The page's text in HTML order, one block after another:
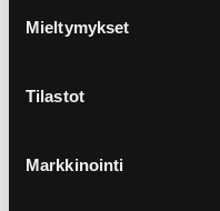
Mieltymykset
Tilastot
Markkinointi
Prisma Tampereentie